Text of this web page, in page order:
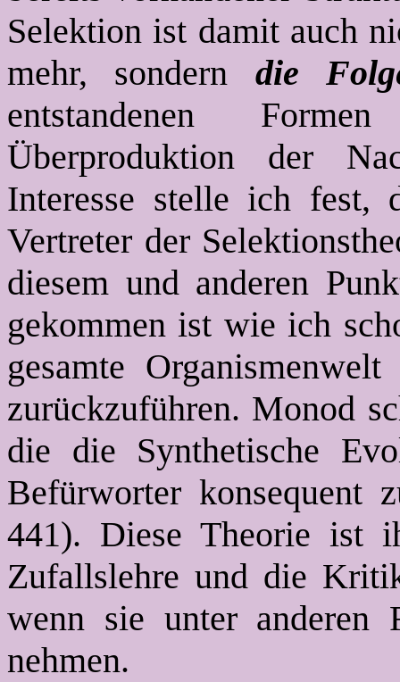
Selektion ist damit auch
mehr, sondern die
entstandenen
Überproduktion der
Interesse stelle ich fest,
Vertreter der
diesem und anderen
gekommen ist wie ich
gesamte
zurückzuführen. Monod
die die Synthetische
Befürworter konsequent
441). Diese Theorie ist
Zufallslehre und die
wenn sie unter anderen
nehmen.